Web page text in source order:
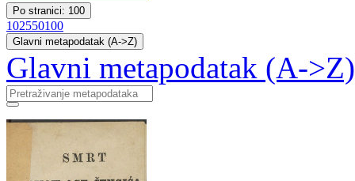
Po stranici: 100
102550100
Glavni metapodatak (A->Z)
Glavni metapodatak (A->Z)